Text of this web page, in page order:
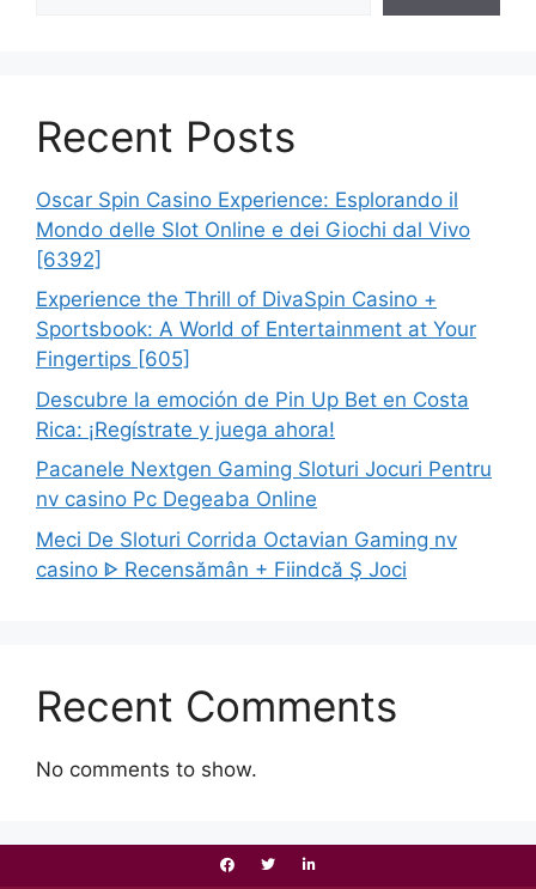
Recent Posts
Oscar Spin Casino Experience: Esplorando il
Mondo delle Slot Online e dei Giochi dal Vivo
[6392]
Experience the Thrill of DivaSpin Casino +
Sportsbook: A World of Entertainment at Your
Fingertips [605]
Descubre la emoción de Pin Up Bet en Costa
Rica: ¡Regístrate y juega ahora!
Pacanele Nextgen Gaming Sloturi Jocuri Pentru
nv casino Pc Degeaba Online
Meci De Sloturi Corrida Octavian Gaming nv
casino ᐈ Recensămân + Fiindcă Ş Joci
Recent Comments
No comments to show.